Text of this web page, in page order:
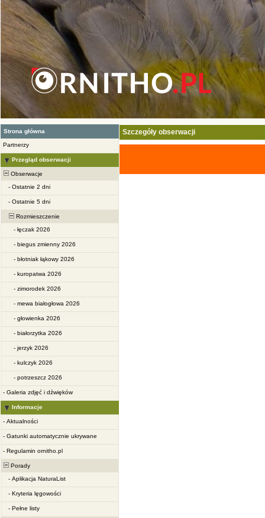
Strona główna
Partnerzy
Przegląd obserwacji
Obserwacje
- Ostatnie 2 dni
- Ostatnie 5 dni
Rozmieszczenie
- łęczak 2026
- biegus zmienny 2026
- błotniak łąkowy 2026
- kuropatwa 2026
- zimorodek 2026
- mewa białogłowa 2026
- głowienka 2026
- białorzytka 2026
- jerzyk 2026
- kulczyk 2026
- potrzeszcz 2026
- Galeria zdjęć i dźwięków
Informacje
- Aktualności
- Gatunki automatycznie ukrywane
- Regulamin ornitho.pl
Porady
- Aplikacja NaturaList
- Kryteria lęgowości
- Pełne listy
Szczegóły obserwacji